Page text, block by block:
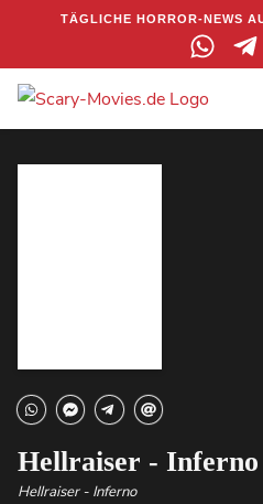
TÄGLICHE HORROR-NEWS
Hellraiser - Inferno
Hellraiser - Inferno